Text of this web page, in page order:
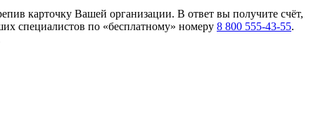
карточку Вашей организации. В ответ вы получите счёт,
специалистов по «бесплатному» номеру 8 800 555-43-55.